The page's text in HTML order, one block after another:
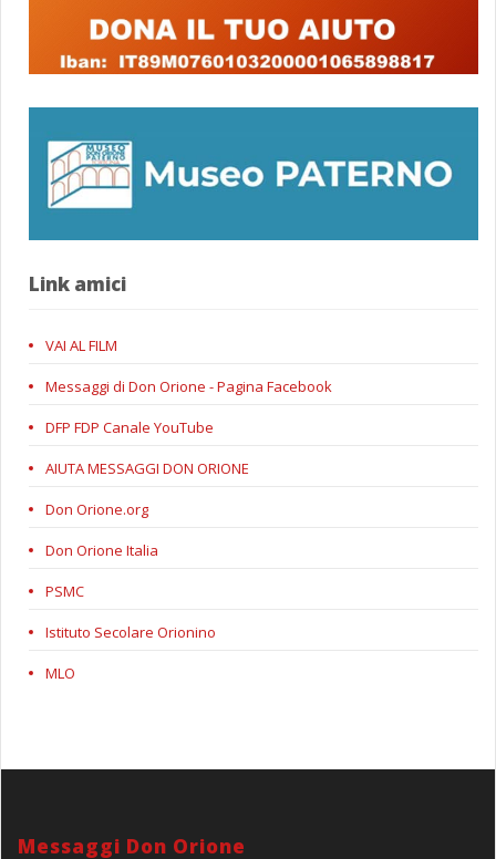
Link amici
VAI AL FILM
Messaggi di Don Orione - Pagina Facebook
DFP FDP Canale YouTube
AIUTA MESSAGGI DON ORIONE
Don Orione.org
Don Orione Italia
PSMC
Istituto Secolare Orionino
MLO
Messaggi Don Orione